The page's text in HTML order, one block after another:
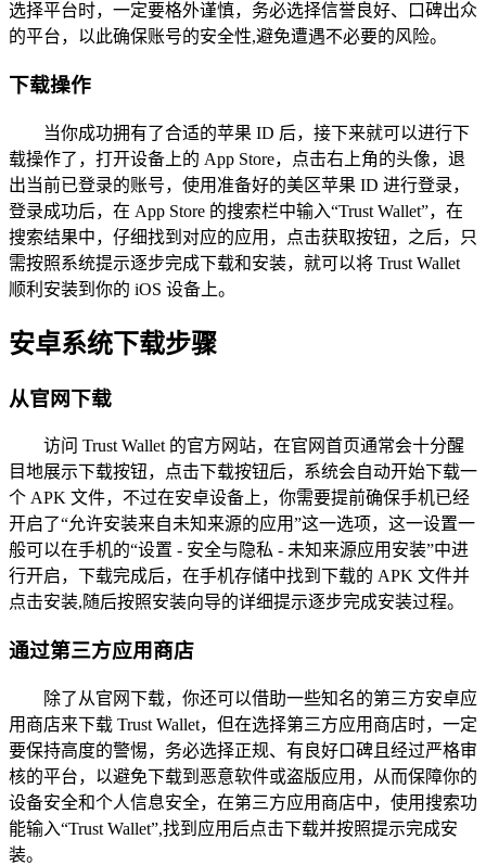
选择平台时，一定要格外谨慎，务必选择信誉良好、口碑出众
的平台，以此确保账号的安全性,避免遭遇不必要的风险。
下载操作
当你成功拥有了合适的苹果 ID 后，接下来就可以进行下
载操作了，打开设备上的 App Store，点击右上角的头像，退
出当前已登录的账号，使用准备好的美区苹果 ID 进行登录，
登录成功后，在 App Store 的搜索栏中输入“Trust Wallet”，在
搜索结果中，仔细找到对应的应用，点击获取按钮，之后，只
需按照系统提示逐步完成下载和安装，就可以将 Trust Wallet
顺利安装到你的 iOS 设备上。
安卓系统下载步骤
从官网下载
访问 Trust Wallet 的官方网站，在官网首页通常会十分醒
目地展示下载按钮，点击下载按钮后，系统会自动开始下载一
个 APK 文件，不过在安卓设备上，你需要提前确保手机已经
开启了“允许安装来自未知来源的应用”这一选项，这一设置一
般可以在手机的“设置 - 安全与隐私 - 未知来源应用安装”中进
行开启，下载完成后，在手机存储中找到下载的 APK 文件并
点击安装,随后按照安装向导的详细提示逐步完成安装过程。
通过第三方应用商店
除了从官网下载，你还可以借助一些知名的第三方安卓应
用商店来下载 Trust Wallet，但在选择第三方应用商店时，一定
要保持高度的警惕，务必选择正规、有良好口碑且经过严格审
核的平台，以避免下载到恶意软件或盗版应用，从而保障你的
设备安全和个人信息安全，在第三方应用商店中，使用搜索功
能输入“Trust Wallet”,找到应用后点击下载并按照提示完成安
装。